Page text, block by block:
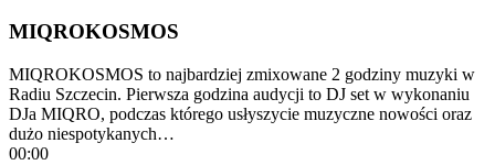
MIQROKOSMOS
MIQROKOSMOS to najbardziej zmixowane 2 godziny muzyki w
Radiu Szczecin. Pierwsza godzina audycji to DJ set w wykonaniu
DJa MIQRO, podczas którego usłyszycie muzyczne nowości oraz
dużo niespotykanych…
00:00